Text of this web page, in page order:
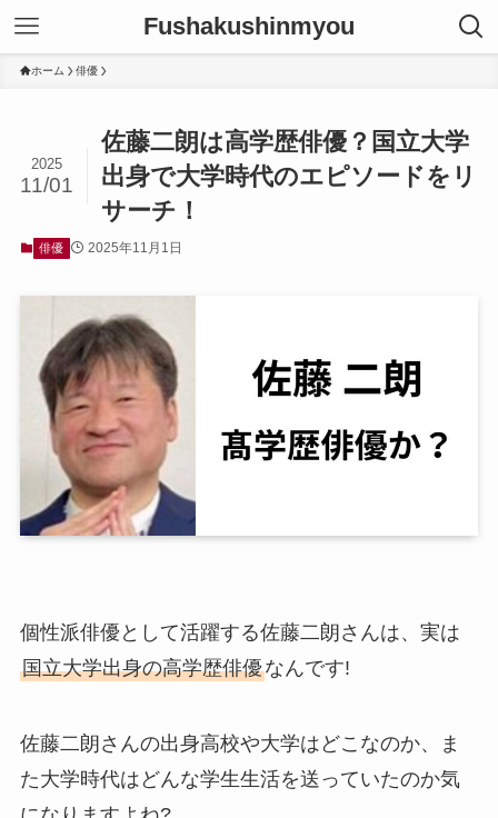
Fushakushinmyou
ホーム 俳優
佐藤二朗は高学歴俳優？国立大学
出身で大学時代のエピソードをリ
サーチ！
2025
11/01
俳優 2025年11月1日
個性派俳優として活躍する佐藤二朗さんは、実は
国立大学出身の高学歴俳優なんです!
佐藤二朗さんの出身高校や大学はどこなのか、ま
た大学時代はどんな学生生活を送っていたのか気